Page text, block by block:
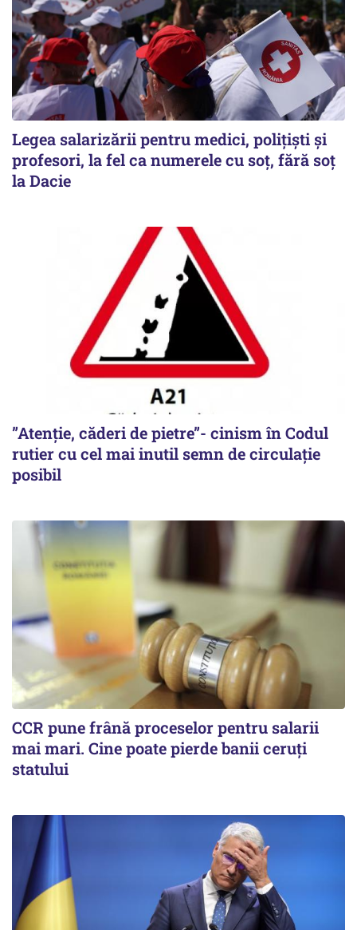
Legea salarizării pentru medici, polițiști și
profesori, la fel ca numerele cu soț, fără soț
la Dacie
”Atenție, căderi de pietre”- cinism în Codul
rutier cu cel mai inutil semn de circulație
posibil
CCR pune frână proceselor pentru salarii
mai mari. Cine poate pierde banii ceruți
statului